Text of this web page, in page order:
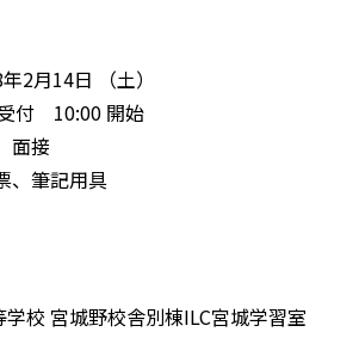
月14日 （土）
開始
接
、筆記用具
校 宮城野校舎別棟ILC宮城学習室